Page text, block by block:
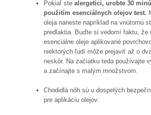
Pokiaľ ste alergetici, urobte 30
použitím esenciálnych olejov test.
oleja naneste napríklad na vnútornú
predlaktia. Buďte si vedomí faktu, že
esenciálne oleje aplikované
niektorých ľudí môže prejaviť až o
neskôr. Na začiatku teda používajte
a začínajte s malým množstvom.
Chodidlá nôh sú u dospelých
pre aplikáciu olejov.